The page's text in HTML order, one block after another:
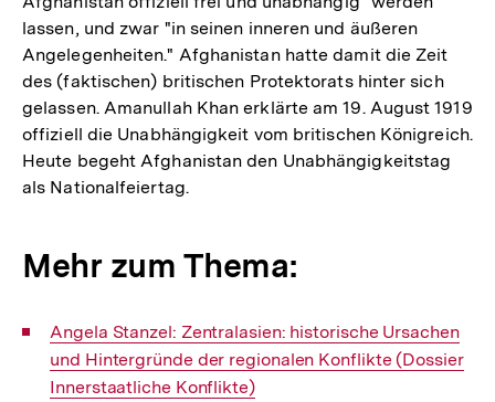
lassen, und zwar "in seinen inneren und äußeren
Angelegenheiten." Afghanistan hatte damit die Zeit
des (faktischen) britischen Protektorats hinter sich
gelassen. Amanullah Khan erklärte am 19. August 1919
offiziell die Unabhängigkeit vom britischen Königreich.
Heute begeht Afghanistan den Unabhängigkeitstag
als Nationalfeiertag.
Mehr zum Thema:
Interner
Link:
Angela Stanzel: Zentralasien: historische Ursachen
und Hintergründe der regionalen Konflikte (Dossier
Innerstaatliche Konflikte)